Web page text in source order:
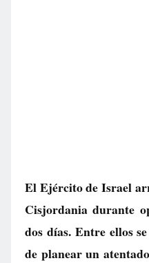
El Ejército de Israel
Cisjordania durante
dos días. Entre ellos
de planear un